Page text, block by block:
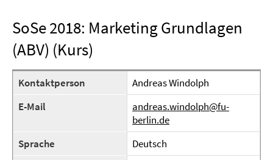
SoSe 2018: Marketing Grundlagen
(ABV) (Kurs)
Kontaktperson
Andreas Windolph
E-Mail
andreas.windolph@fu-
berlin.de
Sprache
Deutsch